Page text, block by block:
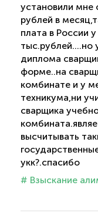
установили мне
рублей в
плата в России
тыс.рублей....но
диплома
форме..на
комбинате и у
техникума,ни
сварщика
высчитывать
укк?.спасибо
# Взыскание